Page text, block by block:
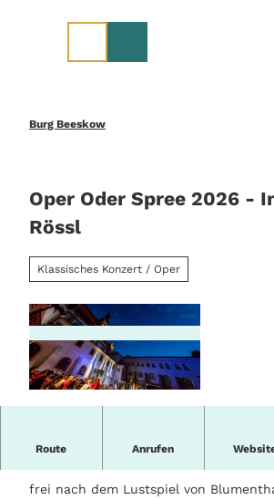
Burg Beeskow
Oper Oder Spree 2026 -
Rössl
Klassisches Konzert / Oper
CC-BY-NC-ND
Route Anrufen
Singspiel in drei Akten
frei nach dem Lustspiel von